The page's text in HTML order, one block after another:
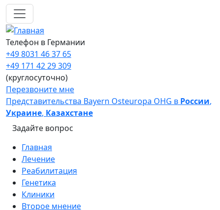
Перейти к основному содержанию
Телефон в Германии
+49 8031 46 37 65
+49 171 42 29 309
(круглосуточно)
Перезвоните мне
Представительства Bayern Osteuropa OHG в России,
Украине, Казахстане
Задайте вопрос
Main navigation
Главная
Лечение
Реабилитация
Генетика
Клиники
Второе мнение